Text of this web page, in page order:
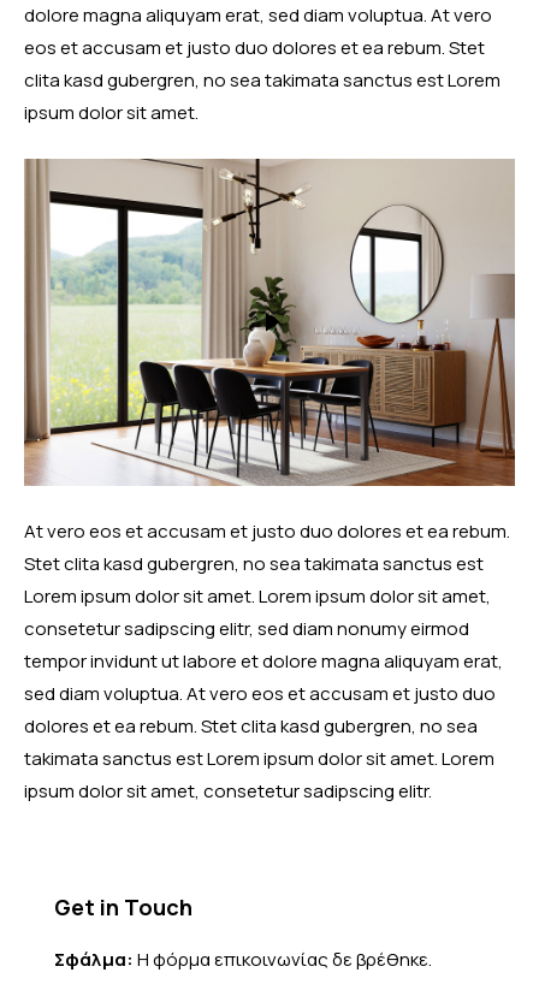
dolore magna aliquyam erat, sed diam voluptua. At vero
eos et accusam et justo duo dolores et ea rebum. Stet
clita kasd gubergren, no sea takimata sanctus est Lorem
ipsum dolor sit amet.
At vero eos et accusam et justo duo dolores et ea rebum.
Stet clita kasd gubergren, no sea takimata sanctus est
Lorem ipsum dolor sit amet. Lorem ipsum dolor sit amet,
consetetur sadipscing elitr, sed diam nonumy eirmod
tempor invidunt ut labore et dolore magna aliquyam erat,
sed diam voluptua. At vero eos et accusam et justo duo
dolores et ea rebum. Stet clita kasd gubergren, no sea
takimata sanctus est Lorem ipsum dolor sit amet. Lorem
ipsum dolor sit amet, consetetur sadipscing elitr.
Get in Touch
Σφάλμα: Η φόρμα επικοινωνίας δε βρέθηκε.